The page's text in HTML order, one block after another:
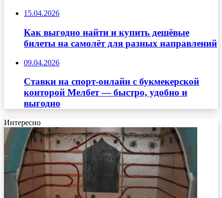
15.04.2026
Как выгодно найти и купить дешёвые
билеты на самолёт для разных направлений
09.04.2026
Ставки на спорт-онлайн с букмекерской
конторой Мелбет — быстро, удобно и
выгодно
Интересно